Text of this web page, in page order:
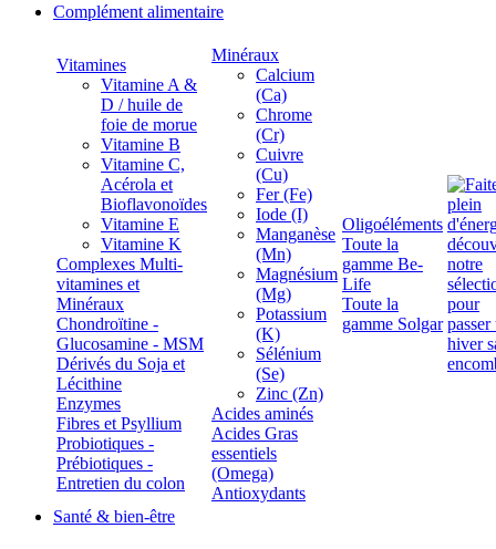
Complément alimentaire
Vitamines
Vitamine A &
D / huile de
foie de morue
Vitamine B
Vitamine C,
Acérola et
Bioflavonoïdes
Vitamine E
Vitamine K
Complexes Multi-
vitamines et
Minéraux
Chondroïtine -
Glucosamine - MSM
Dérivés du Soja et
Lécithine
Enzymes
Fibres et Psyllium
Probiotiques -
Prébiotiques -
Entretien du colon
Minéraux
Calcium
(Ca)
Chrome
(Cr)
Cuivre
(Cu)
Fer (Fe)
Iode (I)
Manganèse
(Mn)
Magnésium
(Mg)
Potassium
(K)
Sélénium
(Se)
Zinc (Zn)
Acides aminés
Acides Gras
essentiels
(Omega)
Antioxydants
Oligoéléments
Toute la
gamme Be-
Life
Toute la
gamme Solgar
Santé & bien-être